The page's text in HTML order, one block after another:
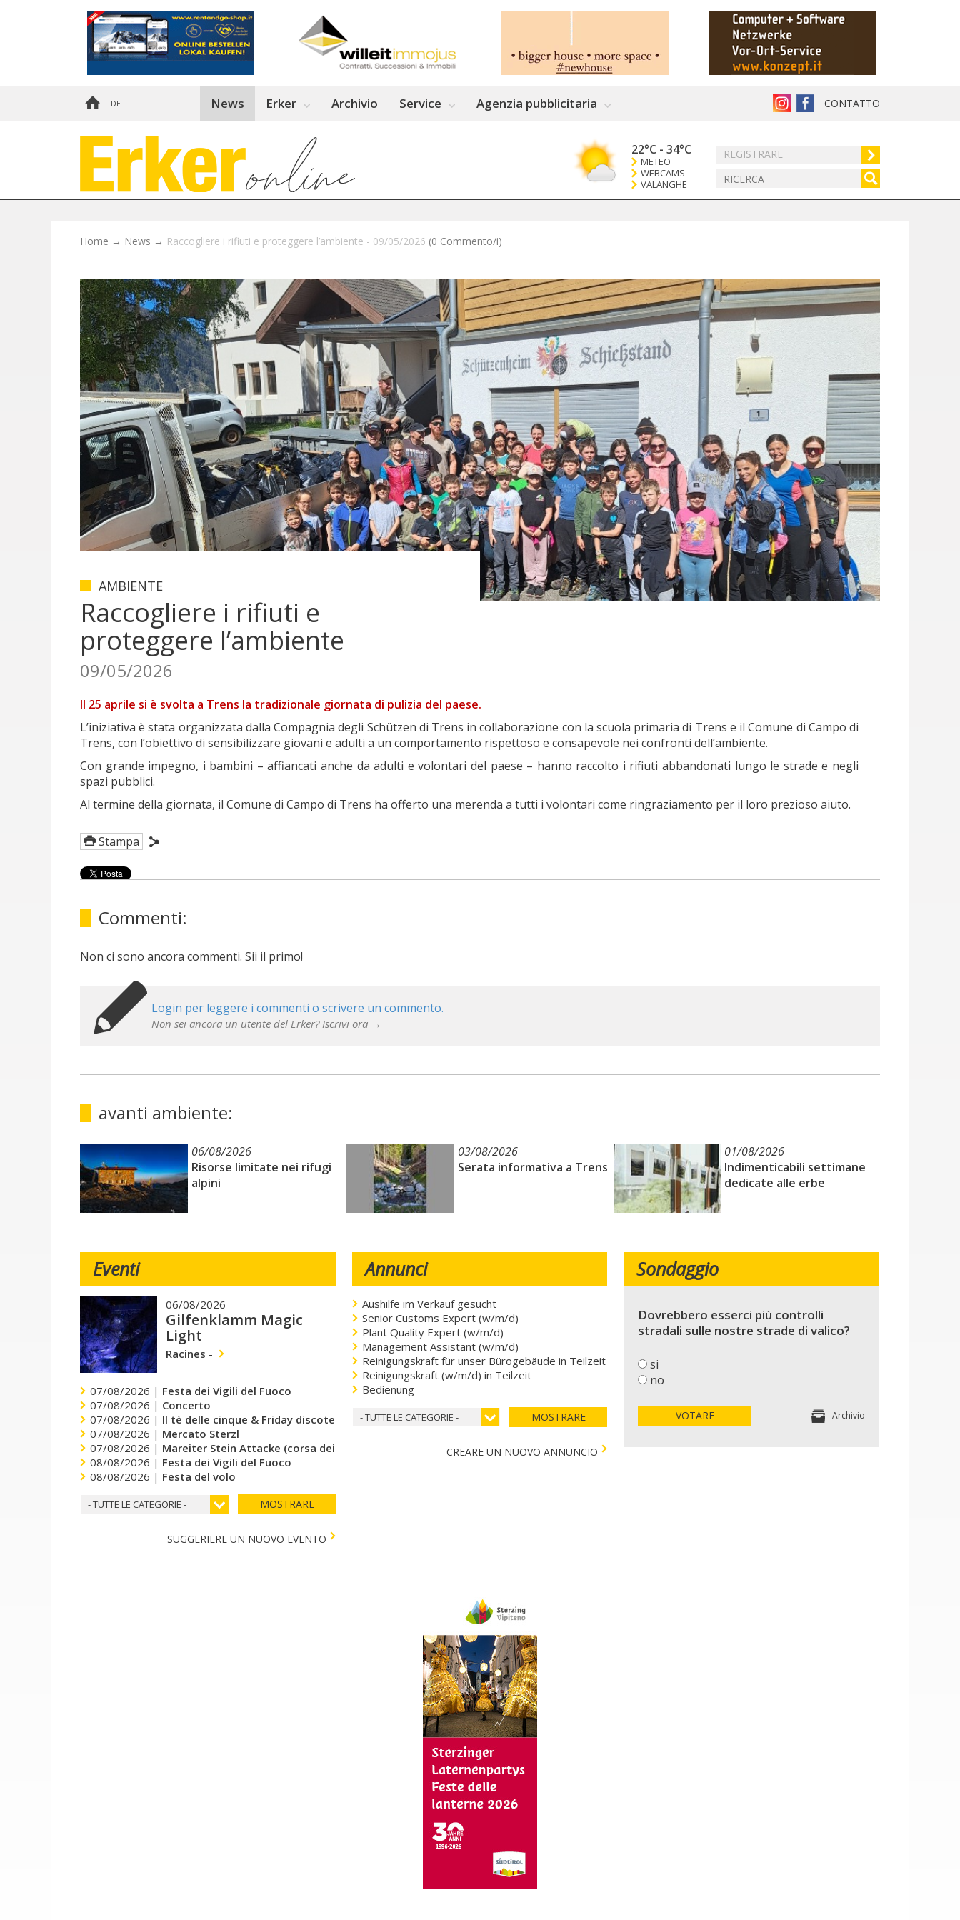
DE CONTATTO
News Erker Archivio Service Agenzia pubblicitaria
REGISTRARE
22°C - 34°C
METEO
WEBCAMS
VALANGHE
Home → News → Raccogliere i rifiuti e proteggere l’ambiente - 09/05/2026 (0 Commento/i)
AMBIENTE
Raccogliere i rifiuti e
proteggere l’ambiente
09/05/2026
Il 25 aprile si è svolta a Trens la tradizionale giornata di pulizia del paese.
L’iniziativa è stata organizzata dalla Compagnia degli Schützen di Trens in collaborazione con la scuola primaria di Trens e il Comune di Campo di
Trens, con l’obiettivo di sensibilizzare giovani e adulti a un comportamento rispettoso e consapevole nei confronti dell’ambiente.
Con grande impegno, i bambini – affiancati anche da adulti e volontari del paese – hanno raccolto i rifiuti abbandonati lungo le strade e negli
spazi pubblici.
Al termine della giornata, il Comune di Campo di Trens ha offerto una merenda a tutti i volontari come ringraziamento per il loro prezioso aiuto.
Stampa
Commenti:
Non ci sono ancora commenti. Sii il primo!
Login per leggere i commenti o scrivere un commento.
Non sei ancora un utente del Erker? Iscrivi ora →
avanti ambiente:
06/08/2026
Risorse limitate nei rifugi
alpini
03/08/2026
Serata informativa a Trens
01/08/2026
Indimenticabili settimane
dedicate alle erbe
Eventi
06/08/2026
Gilfenklamm Magic
Light
Racines -
07/08/2026 | Festa dei Vigili del Fuoco
07/08/2026 | Concerto
07/08/2026 | Il tè delle cinque & Friday discoteca del cuore
07/08/2026 | Mercato Sterzl
07/08/2026 | Mareiter Stein Attacke (corsa dei bambini)
08/08/2026 | Festa dei Vigili del Fuoco
08/08/2026 | Festa del volo
- TUTTE LE CATEGORIE - MOSTRARE
SUGGERIERE UN NUOVO EVENTO
Annunci
Aushilfe im Verkauf gesucht
Senior Customs Expert (w/m/d)
Plant Quality Expert (w/m/d)
Management Assistant (w/m/d)
Reinigungskraft für unser Bürogebäude in Teilzeit
Reinigungskraft (w/m/d) in Teilzeit
Bedienung
- TUTTE LE CATEGORIE - MOSTRARE
CREARE UN NUOVO ANNUNCIO
Sondaggio
Dovrebbero esserci più controlli
stradali sulle nostre strade di valico?
si
no
VOTARE Archivio